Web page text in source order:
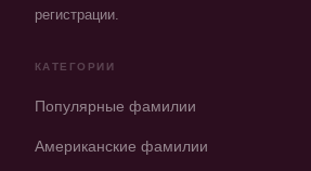
регистрации.
КАТЕГОРИИ
Популярные фамилии
Американские фамилии